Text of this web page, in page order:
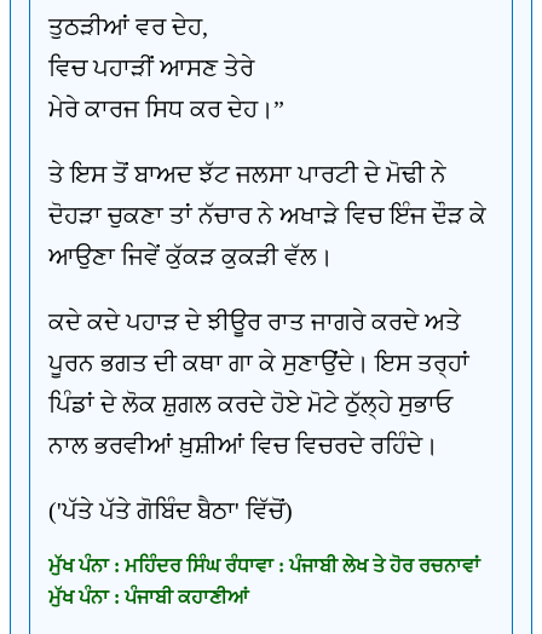
ਤੁਠੜੀਆਂ ਵਰ ਦੇਹ,
ਵਿਚ ਪਹਾੜੀਂ ਆਸਣ ਤੇਰੇ
ਮੇਰੇ ਕਾਰਜ ਸਿਧ ਕਰ ਦੇਹ।”
ਤੇ ਇਸ ਤੋਂ ਬਾਅਦ ਝੱਟ ਜਲਸਾ ਪਾਰਟੀ ਦੇ ਮੋਢੀ ਨੇ
ਦੋਹੜਾ ਚੁਕਣਾ ਤਾਂ ਨੱਚਾਰ ਨੇ ਅਖਾੜੇ ਵਿਚ ਇੰਜ ਦੌੜ ਕੇ
ਆਉਣਾ ਜਿਵੇਂ ਕੁੱਕੜ ਕੁਕੜੀ ਵੱਲ।
ਕਦੇ ਕਦੇ ਪਹਾੜ ਦੇ ਝੀਊਰ ਰਾਤ ਜਾਗਰੇ ਕਰਦੇ ਅਤੇ
ਪੂਰਨ ਭਗਤ ਦੀ ਕਥਾ ਗਾ ਕੇ ਸੁਣਾਉਂਦੇ। ਇਸ ਤਰ੍ਹਾਂ
ਪਿੰਡਾਂ ਦੇ ਲੋਕ ਸ਼ੁਗਲ ਕਰਦੇ ਹੋਏ ਮੋਟੇ ਠੁੱਲ੍ਹੇ ਸੁਭਾਓ
ਨਾਲ ਭਰਵੀਆਂ ਖ਼ੁਸ਼ੀਆਂ ਵਿਚ ਵਿਚਰਦੇ ਰਹਿੰਦੇ।
('ਪੱਤੇ ਪੱਤੇ ਗੋਬਿੰਦ ਬੈਠਾ' ਵਿੱਚੋਂ)
ਮੁੱਖ ਪੰਨਾ : ਮਹਿੰਦਰ ਸਿੰਘ ਰੰਧਾਵਾ : ਪੰਜਾਬੀ ਲੇਖ ਤੇ ਹੋਰ ਰਚਨਾਵਾਂ
ਮੁੱਖ ਪੰਨਾ : ਪੰਜਾਬੀ ਕਹਾਣੀਆਂ